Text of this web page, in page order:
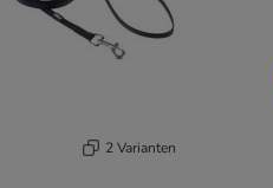
2 Varianten